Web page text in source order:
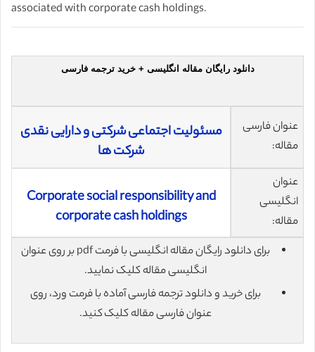
associated with corporate cash holdings.
دانلود رایگان مقاله انگلیسی + خرید ترجمه فارسی
عنوان فارسی
مقاله:
مسئولیت اجتماعی شرکتی و دارایی نقدی
شرکت ها
عنوان
انگلیسی
مقاله:
Corporate social responsibility and
corporate cash holdings
برای دانلود رایگان مقاله انگلیسی با فرمت pdf بر روی عنوان
انگلیسی مقاله کلیک نمایید.
برای خرید و دانلود ترجمه فارسی آماده با فرمت ورد، روی
عنوان فارسی مقاله کلیک کنید.